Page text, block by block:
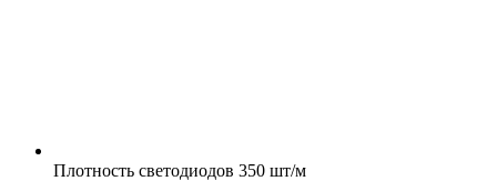
Плотность светодиодов 350 шт/м